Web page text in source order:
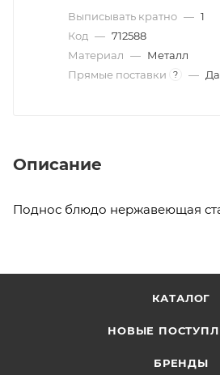
Выписывать кратно — 1
Код — 712588
Материал — Металл
Прямые поставки
? — Да
Описание
Поднос блюдо нержавеющая
КАТАЛОГ
НОВЫЕ
БРЕНДЫ